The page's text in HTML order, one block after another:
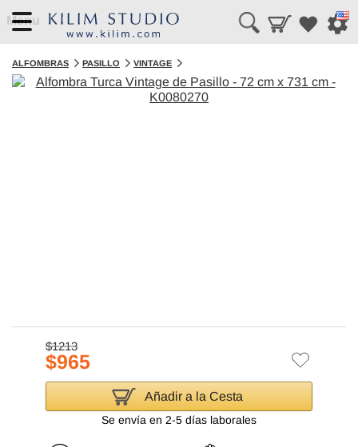
Menu
ALFOMBRAS PASILLO VINTAGE
$1213
$965
Añadir a la Cesta
Se envía en 2-5 días laborales